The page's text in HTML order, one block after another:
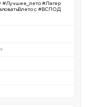
#Лагер
с #ВСПОД